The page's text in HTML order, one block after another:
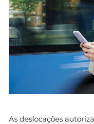
As deslocações